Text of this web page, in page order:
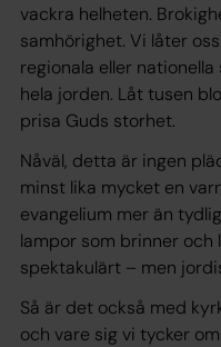
vackra helheten.
samhörighet. Vi låter
regionala eller
hela jorden. Låt tusen
prisa Guds storhet.
Nåväl, detta är ingen
minst lika mycket en
evangelium mer än
lampor som brinner och
spektakulärt – men
Så är det också med
och vare sig vi tycker